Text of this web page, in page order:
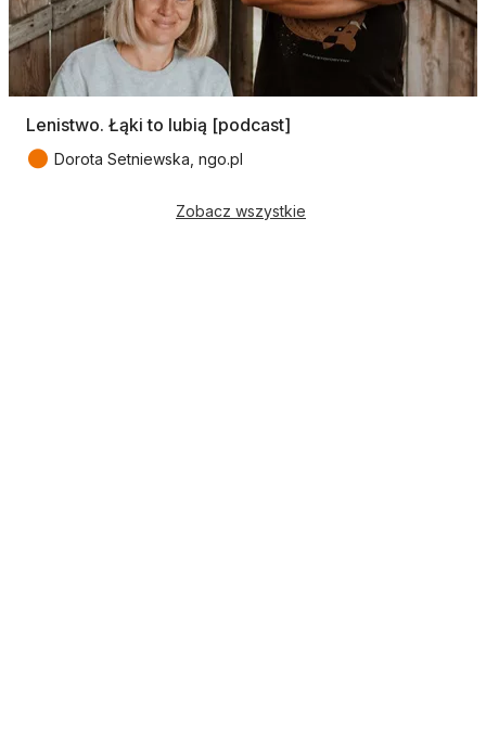
Lenistwo. Łąki to lubią [podcast]
● Dorota Setniewska, ngo.pl
Zobacz wszystkie